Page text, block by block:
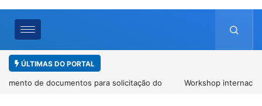
ÚLTIMAS DO PORTAL
Workshop internacional debate futuro da piscicultura com